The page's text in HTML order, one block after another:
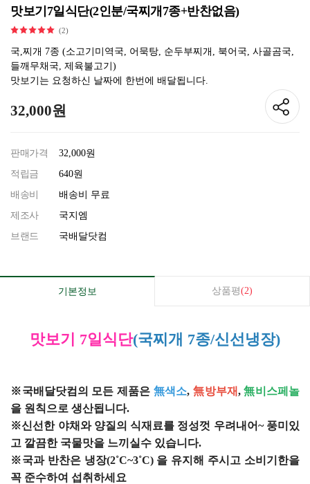
맛보기7일식단(2인분/국찌개7종+반찬없음)
(2)
국,찌개 7종 (소고기미역국, 어묵탕, 순두부찌개, 북어국, 사골곰국,
들깨무채국, 제육불고기)
맛보기는 요청하신 날짜에 한번에 배달됩니다.
32,000원
판매가격
32,000원
적립금
640원
배송비
배송비 무료
제조사
국지엠
브랜드
국배달닷컴
기본정보 상품평(2)
맛보기 7일식단(국찌개 7종/신선냉장)
※국배달닷컴의 모든 제품은 無색소,無방부재,無비스페놀
을 원칙으로 생산됩니다.
※신선한 야채와 양질의 식재료를 정성껏 우려내어~ 풍미있
고 깔끔한 국물맛을 느끼실수 있습니다.
※국과 반찬은 냉장(2˚C~3˚C) 을 유지해 주시고 소비기한을
꼭 준수하여 섭취하세요